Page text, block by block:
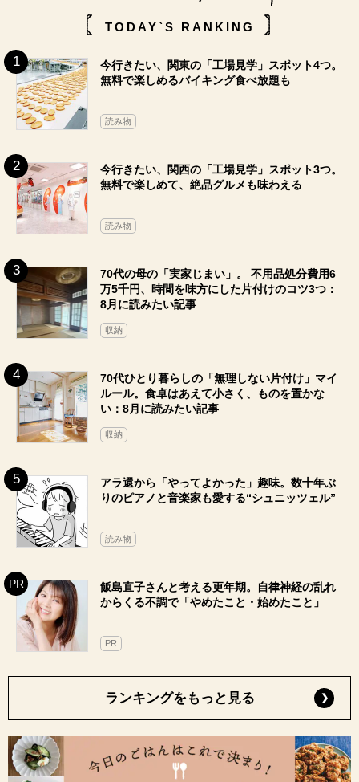
TODAY`S RANKING
今行きたい、関東の「工場見学」スポット4つ。
無料で楽しめるバイキング食べ放題も
読み物
今行きたい、関西の「工場見学」スポット3つ。
無料で楽しめて、絶品グルメも味わえる
読み物
70代の母の「実家じまい」。 不用品処分費用6
万5千円、時間を味方にした片付けのコツ3つ：
8月に読みたい記事
収納
70代ひとり暮らしの「無理しない片付け」マイ
ルール。食卓はあえて小さく、ものを置かな
い：8月に読みたい記事
収納
アラ還から「やってよかった」趣味。数十年ぶ
りのピアノと音楽家も愛する“シュニッツェル”
読み物
飯島直子さんと考える更年期。自律神経の乱れ
からくる不調で「やめたこと・始めたこと」
PR
ランキングをもっと見る